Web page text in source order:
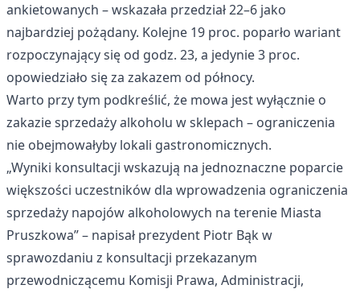
ankietowanych – wskazała przedział 22–6 jako
najbardziej pożądany. Kolejne 19 proc. poparło wariant
rozpoczynający się od godz. 23, a jedynie 3 proc.
opowiedziało się za zakazem od północy.
Warto przy tym podkreślić, że mowa jest wyłącznie o
zakazie sprzedaży alkoholu w sklepach – ograniczenia
nie obejmowałyby lokali gastronomicznych.
„Wyniki konsultacji wskazują na jednoznaczne poparcie
większości uczestników dla wprowadzenia ograniczenia
sprzedaży napojów alkoholowych na terenie Miasta
Pruszkowa” – napisał prezydent Piotr Bąk w
sprawozdaniu z konsultacji przekazanym
przewodniczącemu Komisji Prawa, Administracji,